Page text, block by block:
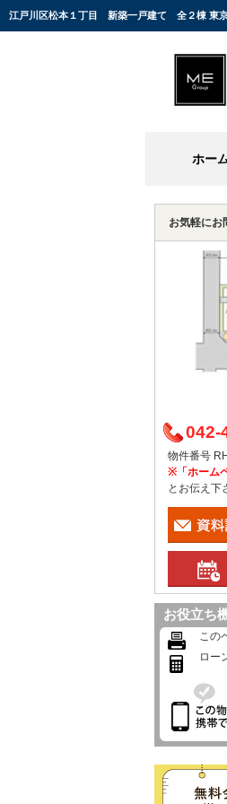
江戸川区松本１丁目 新築一戸建て 全２棟 東京
ホー
お気軽にお
042-
物件番号
※「ホーム
とお伝え下
お役立ち
この
ロー